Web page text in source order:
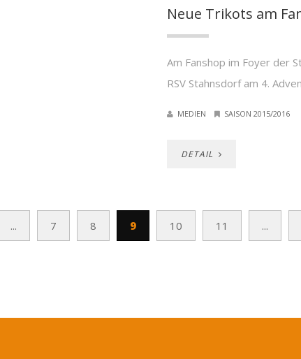
Neue Trikots am
Am Fanshop im Foyer der
RSV Stahnsdorf am 4.
MEDIEN SAISON 2015/2016
DETAIL
... 7 8 9 10 11 ...